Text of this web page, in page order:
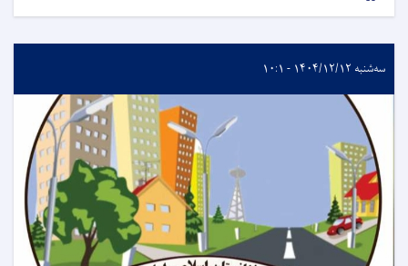
سه‌شنبه ۱۴۰۴/۱۲/۱۲ - ۱۰:۱